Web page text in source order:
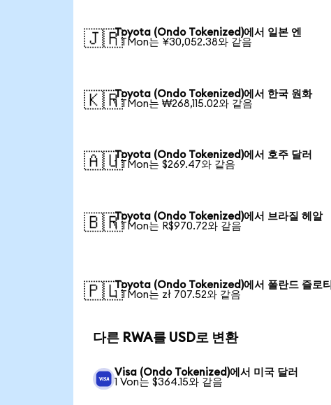
🇯🇵Toyota (Ondo Tokenized)에서 일본 엔
1 TMon는 ¥30,052.38와 같음
🇰🇷Toyota (Ondo Tokenized)에서 한국 원화
1 TMon는 ₩268,115.02와 같음
🇦🇺Toyota (Ondo Tokenized)에서 호주 달러
1 TMon는 $269.47와 같음
🇧🇷Toyota (Ondo Tokenized)에서 브라질 헤알
1 TMon는 R$970.72와 같음
🇵🇱Toyota (Ondo Tokenized)에서 폴란드 즐로티
1 TMon는 zł 707.52와 같음
다른 RWA를 USD로 변환
Visa (Ondo Tokenized)에서 미국 달러
1 Von는 $364.15와 같음